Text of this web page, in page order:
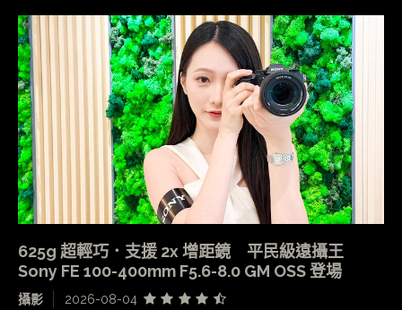
625g 超輕巧．支援 2x 增距鏡 平民級遠攝王
Sony FE 100-400mm F5.6-8.0 GM OSS 登場
攝影 2026-08-04